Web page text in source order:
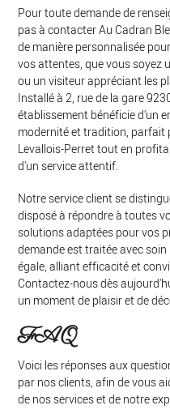
Pour toute demande de
pas à contacter Au Cadran
de manière personnalisée
vos attentes, que vous soyez
ou un visiteur appréciant les
Installé à 2, rue de la gare
établissement bénéficie d'un
modernité et tradition, parfait
Levallois-Perret tout en
d'un service attentif.
Notre service client se
disposé à répondre à toutes
solutions adaptées pour vos
demande est traitée avec
égale, alliant efficacité et
Contactez-nous dès
un moment de plaisir et de
FAQ
Voici les réponses aux
par nos clients, afin de vous
de nos services et de notre